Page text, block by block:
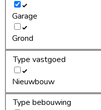
Garage
Grond
Type vastgoed
Nieuwbouw
Type bebouwing